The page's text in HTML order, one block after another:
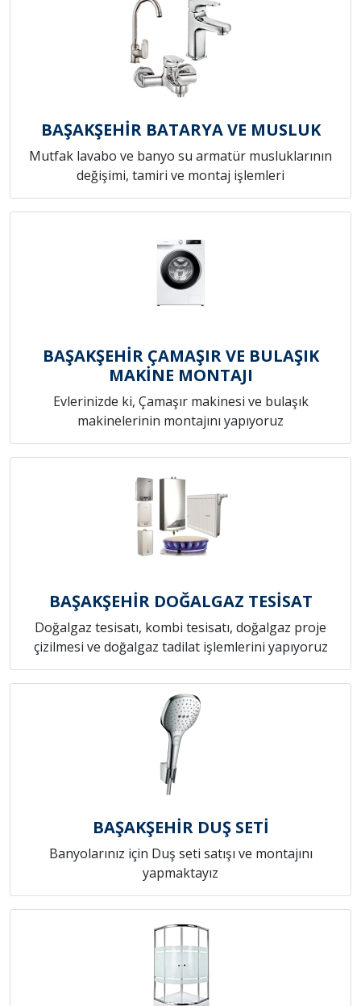
BAŞAKŞEHİR BATARYA VE MUSLUK
Mutfak lavabo ve banyo su armatür musluklarının
değişimi, tamiri ve montaj işlemleri
BAŞAKŞEHİR ÇAMAŞIR VE BULAŞIK
MAKİNE MONTAJI
Evlerinizde ki, Çamaşır makinesi ve bulaşık
makinelerinin montajını yapıyoruz
BAŞAKŞEHİR DOĞALGAZ TESİSAT
Doğalgaz tesisatı, kombi tesisatı, doğalgaz proje
çizilmesi ve doğalgaz tadilat işlemlerini yapıyoruz
BAŞAKŞEHİR DUŞ SETİ
Banyolarınız için Duş seti satışı ve montajını
yapmaktayız